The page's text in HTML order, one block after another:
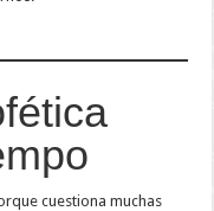
cuestiona muchas